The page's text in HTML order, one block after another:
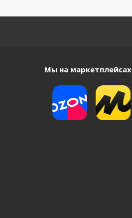
Мы на маркетплейсах